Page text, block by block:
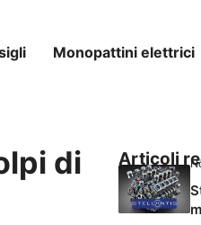
Monopattini elettrici
di
Articoli